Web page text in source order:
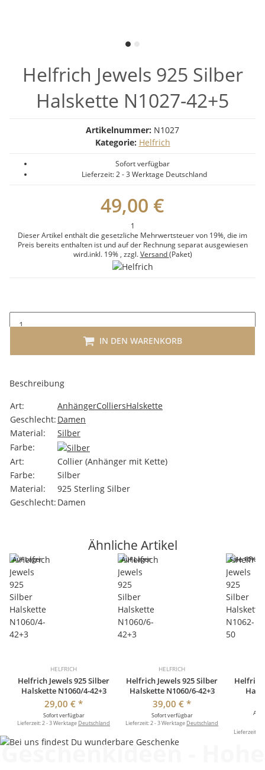
Helfrich Jewels 925 Silber
Halskette N1027-42+5
Artikelnummer: N1027
Kategorie: Helfrich
Sofort verfügbar
Lieferzeit:2 - 3 Werktage Deutschland
49,00 €
1
Dieser Artikel enthält die gesetzliche Mehrwertsteuer von 19%, die im
Preis bereits enthalten ist und auf der Rechnung separat ausgewiesen
wird.inkl. 19%, zzgl.Versand(Paket)
IN DEN WARENKORB
Beschreibung
Art:
AnhängerColliersHalskette
Geschlecht: Damen
Material:
Silber
Farbe:
Art:
Collier (Anhänger mit Kette)
Farbe:
Silber
Material:
925 Sterling Silber
Geschlecht: Damen
Ähnliche Artikel
Auf Lager
HELFRICH
Helfrich Jewels 925 Silber
Halskette N1060/4-42+3
29,00 €*
Sofort verfügbar
Lieferzeit:2 - 3 Werktage Deutschland
Auf Lager
HELFRICH
Helfrich Jewels 925 Silber
Halskette N1060/6-42+3
39,00 €*
Sofort verfügbar
Lieferzeit:2 - 3 Werktage Deutschland
Sale 10%
Helfrich
Lieferzeit:
Geschenkideen - Hohe